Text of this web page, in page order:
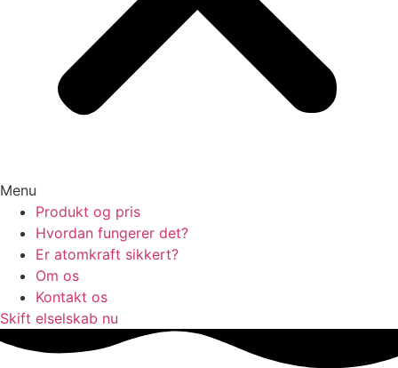
Menu
Produkt og pris
Hvordan fungerer det?
Er atomkraft sikkert?
Om os
Kontakt os
Skift elselskab nu